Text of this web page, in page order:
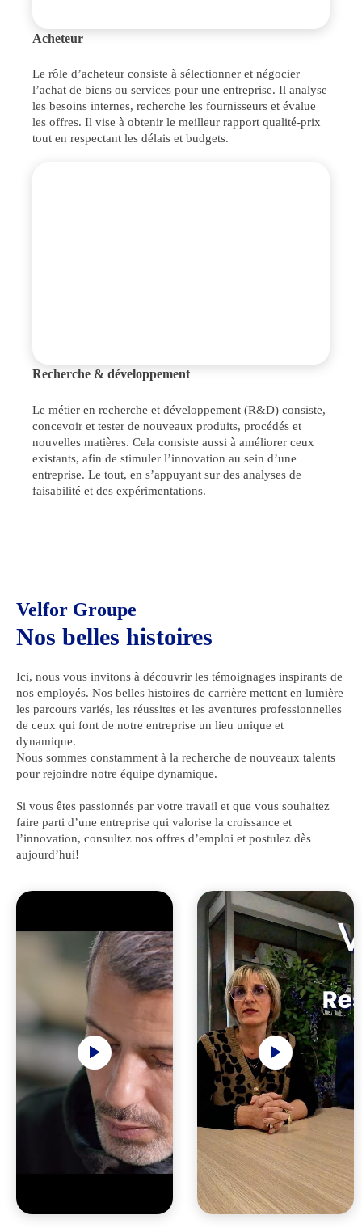
Acheteur
Le rôle d’acheteur consiste à sélectionner et négocier
l’achat de biens ou services pour une entreprise. Il analyse
les besoins internes, recherche les fournisseurs et évalue
les offres. Il vise à obtenir le meilleur rapport qualité-prix
tout en respectant les délais et budgets.
Recherche & développement
Le métier en recherche et développement (R&D) consiste,
concevoir et tester de nouveaux produits, procédés et
nouvelles matières. Cela consiste aussi à améliorer ceux
existants, afin de stimuler l’innovation au sein d’une
entreprise. Le tout, en s’appuyant sur des analyses de
faisabilité et des expérimentations.
Velfor Groupe
Nos belles histoires
Ici, nous vous invitons à découvrir les témoignages inspirants de
nos employés. Nos belles histoires de carrière mettent en lumière
les parcours variés, les réussites et les aventures professionnelles
de ceux qui font de notre entreprise un lieu unique et
dynamique.
Nous sommes constamment à la recherche de nouveaux talents
pour rejoindre notre équipe dynamique.
Si vous êtes passionnés par votre travail et que vous souhaitez
faire parti d’une entreprise qui valorise la croissance et
l’innovation, consultez nos offres d’emploi et postulez dès
aujourd’hui!